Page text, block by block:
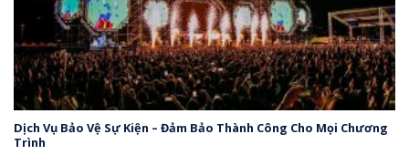
Dịch Vụ Bảo Vệ Sự Kiện – Đảm Bảo Thành Công Cho Mọi Chương
Trình